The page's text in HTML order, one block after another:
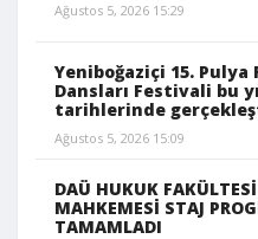
Ağustos 5, 2026 15:29
Yeniboğaziçi 15.
Dansları Festivali bu
tarihlerinde
Ağustos 5, 2026 15:09
DAÜ HUKUK
MAHKEMESİ STAJ
TAMAMLADI